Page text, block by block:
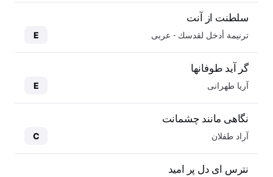
سلطنت از آنت
ترنيمة أدخل لقدسك - عربی E
گر آید طوفانها
آریا طهرانی E
نگاهی مانند چشمانت
آراد طفلان C
نترس ای دل پر امید